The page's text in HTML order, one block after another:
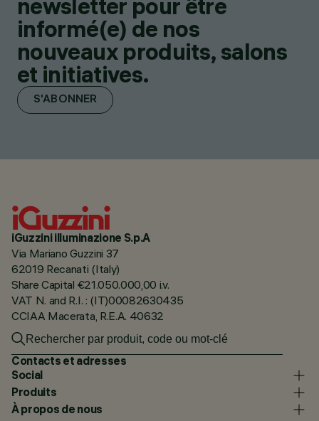
newsletter pour être
informé(e) de nos
nouveaux produits, salons
et initiatives.
S'ABONNER
iGuzzini illuminazione S.p.A
Via Mariano Guzzini 37
62019 Recanati (Italy)
Share Capital €21.050.000,00 i.v.
VAT N. and R.I. : (IT)00082630435
CCIAA Macerata, R.E.A. 40632
Contacts et adresses
Social
Produits
À propos de nous